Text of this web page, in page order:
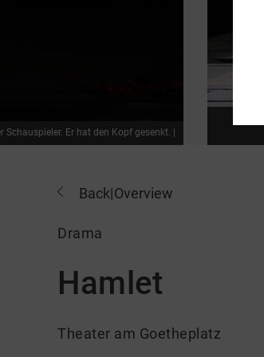
Er hat den Kopf gesenkt. |
Back|Overview
Drama
Hamlet
Theater am Goetheplatz